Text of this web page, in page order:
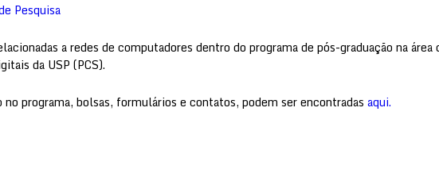
Pesquisa
a redes de computadores dentro do programa de pós-graduação na
da USP (PCS).
programa, bolsas, formulários e contatos, podem ser encontradas aqui.